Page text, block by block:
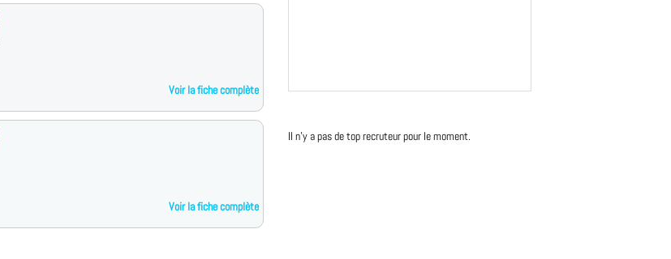
Voir la fiche complète
Voir la fiche complète
Il n'y a pas de top recruteur pour le moment.